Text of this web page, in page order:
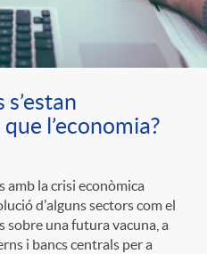
l’economia?
amb la crisi econòmica
d'alguns sectors com el
sobre una futura vacuna, a
i bancs centrals per a